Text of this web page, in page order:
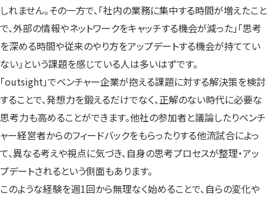
しれません。その一方で、「社内の業務に集中する時間が増えたこと
で、外部の情報やネットワークをキャッチする機会が減った」「思考
を深める時間や従来のやり方をアップデートする機会が持ててい
ない」という課題を感じている人は多いはずです。
「outsight」でベンチャー企業が抱える課題に対する解決策を検討
することで、発想力を鍛えるだけでなく、正解のない時代に必要な
思考力も高めることができます。他社の参加者と議論したりベンチ
ャー経営者からのフィードバックをもらったりする他流試合によっ
て、異なる考えや視点に気づき、自身の思考プロセスが整理・アッ
プデートされるという側面もあります。
このような経験を週1回から無理なく始めることで、自らの変化や